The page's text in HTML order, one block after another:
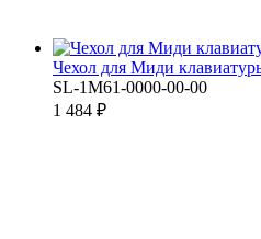
Чехол для Миди
SL-1M61-0000-00-00
1 484 ₽